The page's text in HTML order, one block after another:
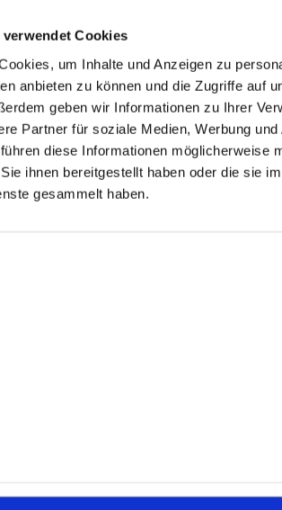
verwendet Cookies
um Inhalte und Anzeigen zu
anbieten zu können und die Zugriffe auf
geben wir Informationen zu Ihrer
Partner für soziale Medien, Werbung
diese Informationen möglicherweise
ihnen bereitgestellt haben oder die sie
gesammelt haben.
auf 2030: Wie sich die Dr. Becker Klinik